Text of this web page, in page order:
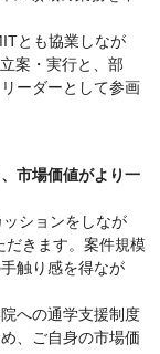
とも協業しなが
案・実行と、部
ーダーとして参画
市場価値がより一
ションをしなが
だきます。案件規模
触り感を得なが
への通学支援制度
、ご自身の市場価